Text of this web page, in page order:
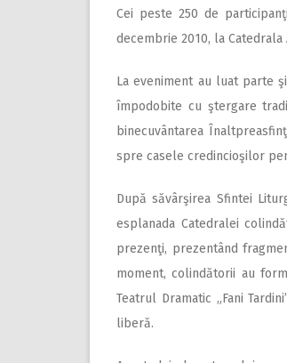
Cei peste 250 de
decembrie 2010, la
La eveniment au luat parte
împodobite cu ştergare
binecuvântarea
spre casele credincioşilor
După săvârşirea Sfintei
esplanada Catedralei
prezenţi, prezentând
moment, colindătorii au
Teatrul Dramatic „Fani
liberă.